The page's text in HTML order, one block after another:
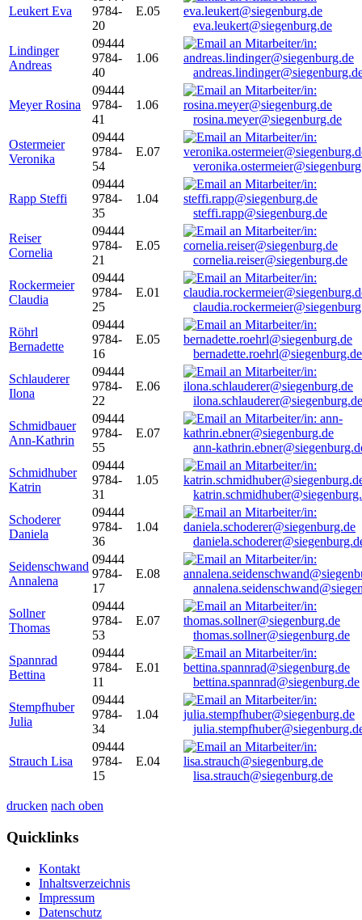
Leukert Eva
9784-
20
E.05
eva.leukert@siegenburg.de
Lindinger
Andreas
09444
9784-
40
1.06
Meyer Rosina
09444
9784-
41
1.06
rosina.meyer@siegenburg.de
Ostermeier
Veronika
09444
9784-
54
E.07
Rapp Steffi
09444
9784-
35
1.04
steffi.rapp@siegenburg.de
Reiser
Cornelia
09444
9784-
21
E.05
cornelia.reiser@siegenburg.de
Rockermeier
Claudia
09444
9784-
25
E.01
Röhrl
Bernadette
09444
9784-
16
E.05
bernadette.roehrl@siegenburg.de
Schlauderer
Ilona
09444
9784-
22
E.06
ilona.schlauderer@siegenburg.de
Schmidbauer
Ann-Kathrin
09444
9784-
55
E.07
ann-
Schmidhuber
Katrin
09444
9784-
31
1.05
Schoderer
Daniela
09444
9784-
36
1.04
Seidenschwand
Annalena
09444
9784-
17
E.08
Sollner
Thomas
09444
9784-
53
E.07
thomas.sollner@siegenburg.de
Spannrad
Bettina
09444
9784-
11
E.01
bettina.spannrad@siegenburg.de
Stempfhuber
Julia
09444
9784-
34
1.04
Strauch Lisa
09444
9784-
15
E.04
lisa.strauch@siegenburg.de
drucken nach oben
Quicklinks
Kontakt
Inhaltsverzeichnis
Impressum
Datenschutz